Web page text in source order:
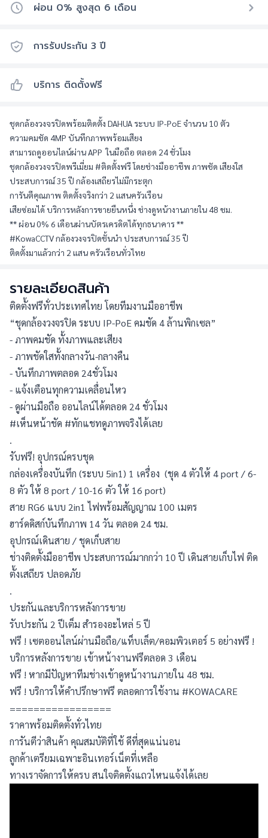
ผ่อน 0% สูงสุด 6 เดือน
การรับประกัน 3 ปี
บริการ ติดตั้งฟรี
ชุดกล้องวงจรปิดพร้อมติดตั้ง DAHUA ระบบ IP-PoE จำนวน 10 ตัว
ความคมชัด 4MP บันทึกภาพพร้อมเสียง
สามารถดูออนไลน์ผ่าน APP  ในมือถือ ตลอด 24 ชั่วโมง
ชุดกล้องวงจรปิดพรีเมี่ยม #ติดตั้งฟรี โดยช่างมืออาชีพ ภาพชัด เสียงใส
ประสบการณ์ 35 ปี กล้องเสถียรไม่มีกระตุก
การันตีคุณภาพ ติดตั้งจริงกว่า 2 แสนครัวเรือน
เสียซ่อมได้ บริการหลังการขายยืนหนึ่ง ช่างดูหน้างานภายใน 48 ชม.
** ผ่อน 0% 6 เดือนผ่านบัตรเครดิตได้ทุกธนาคาร **
#KowaCCTV กล้องวงจรปิดชั้นนำ ประสบการณ์ 35 ปี
ติดตั้งมาแล้วกว่า 2 แสน ครัวเรือนทั่วไทย
รายละเอียดสินค้า
ติดตั้งฟรีทั่วประเทศไทย โดยทีมงานมืออาชีพ
“ชุดกล้องวงจรปิด ระบบ IP-PoE คมชัด 4 ล้านพิกเซล”
- ภาพคมชัด ทั้งภาพและเสียง
- ภาพชัดใสทั้งกลางวัน-กลางคืน
- บันทึกภาพตลอด 24ชั่วโมง
- แจ้งเตือนทุกความเคลื่อนไหว
- ดูผ่านมือถือ ออนไลน์ได้ตลอด 24 ชั่วโมง
#เห็นหน้าชัด #ทักแชทดูภาพจริงได้เลย
.
รับฟรี! อุปกรณ์ครบชุด
กล่องเครื่องบันทึก (ระบบ 5in1) 1 เครื่อง  (ชุด 4 ตัวให้ 4 port / 6-
8 ตัว ให้ 8 port / 10-16 ตัว ให้ 16 port)
สาย RG6 แบบ 2in1 ไฟพร้อมสัญญาณ 100 เมตร
ฮาร์ดดิสก์บันทึกภาพ 14 วัน ตลอด 24 ชม.
อุปกรณ์เดินสาย / ชุดเก็บสาย
ช่างติดตั้งมืออาชีพ ประสบการณ์มากกว่า 10 ปี เดินสายเก็บไฟ ติด
ตั้งเสถียร ปลอดภัย
.
ประกันและบริการหลังการขาย
รับประกัน 2 ปีเต็ม สำรองอะไหล่ 5 ปี
ฟรี ! เซตออนไลน์ผ่านมือถือ/แท็บเล็ต/คอมพิวเตอร์ 5 อย่างฟรี !
บริการหลังการขาย เข้าหน้างานฟรีตลอด 3 เดือน
ฟรี ! หากมีปัญหาทีมช่างเข้าดูหน้างานภายใน 48 ชม.
ฟรี ! บริการให้คำปรึกษาฟรี ตลอดการใช้งาน #KOWACARE
=================
ราคาพร้อมติดตั้งทั่วไทย
การันตีว่าสินค้า คุณสมบัติที่ใช้ ดีที่สุดแน่นอน
ลูกค้าเตรียมเฉพาะอินเทอร์เน็ตที่เหลือ
ทางเราจัดการให้ครบ สนใจติดตั้งแถวไหนแจ้งได้เลย